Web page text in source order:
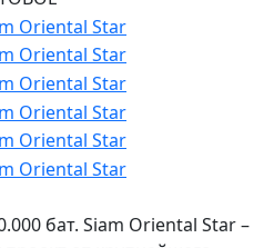
бат. Siam Oriental Star –